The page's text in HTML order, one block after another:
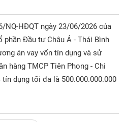
NQ-HĐQT ngày 23/06/2026 của
Đầu tư Châu Á - Thái Bình
án vay vốn tín dụng và sử
hàng TMCP Tiên Phong - Chi
tín dụng tối đa là 500.000.000.000